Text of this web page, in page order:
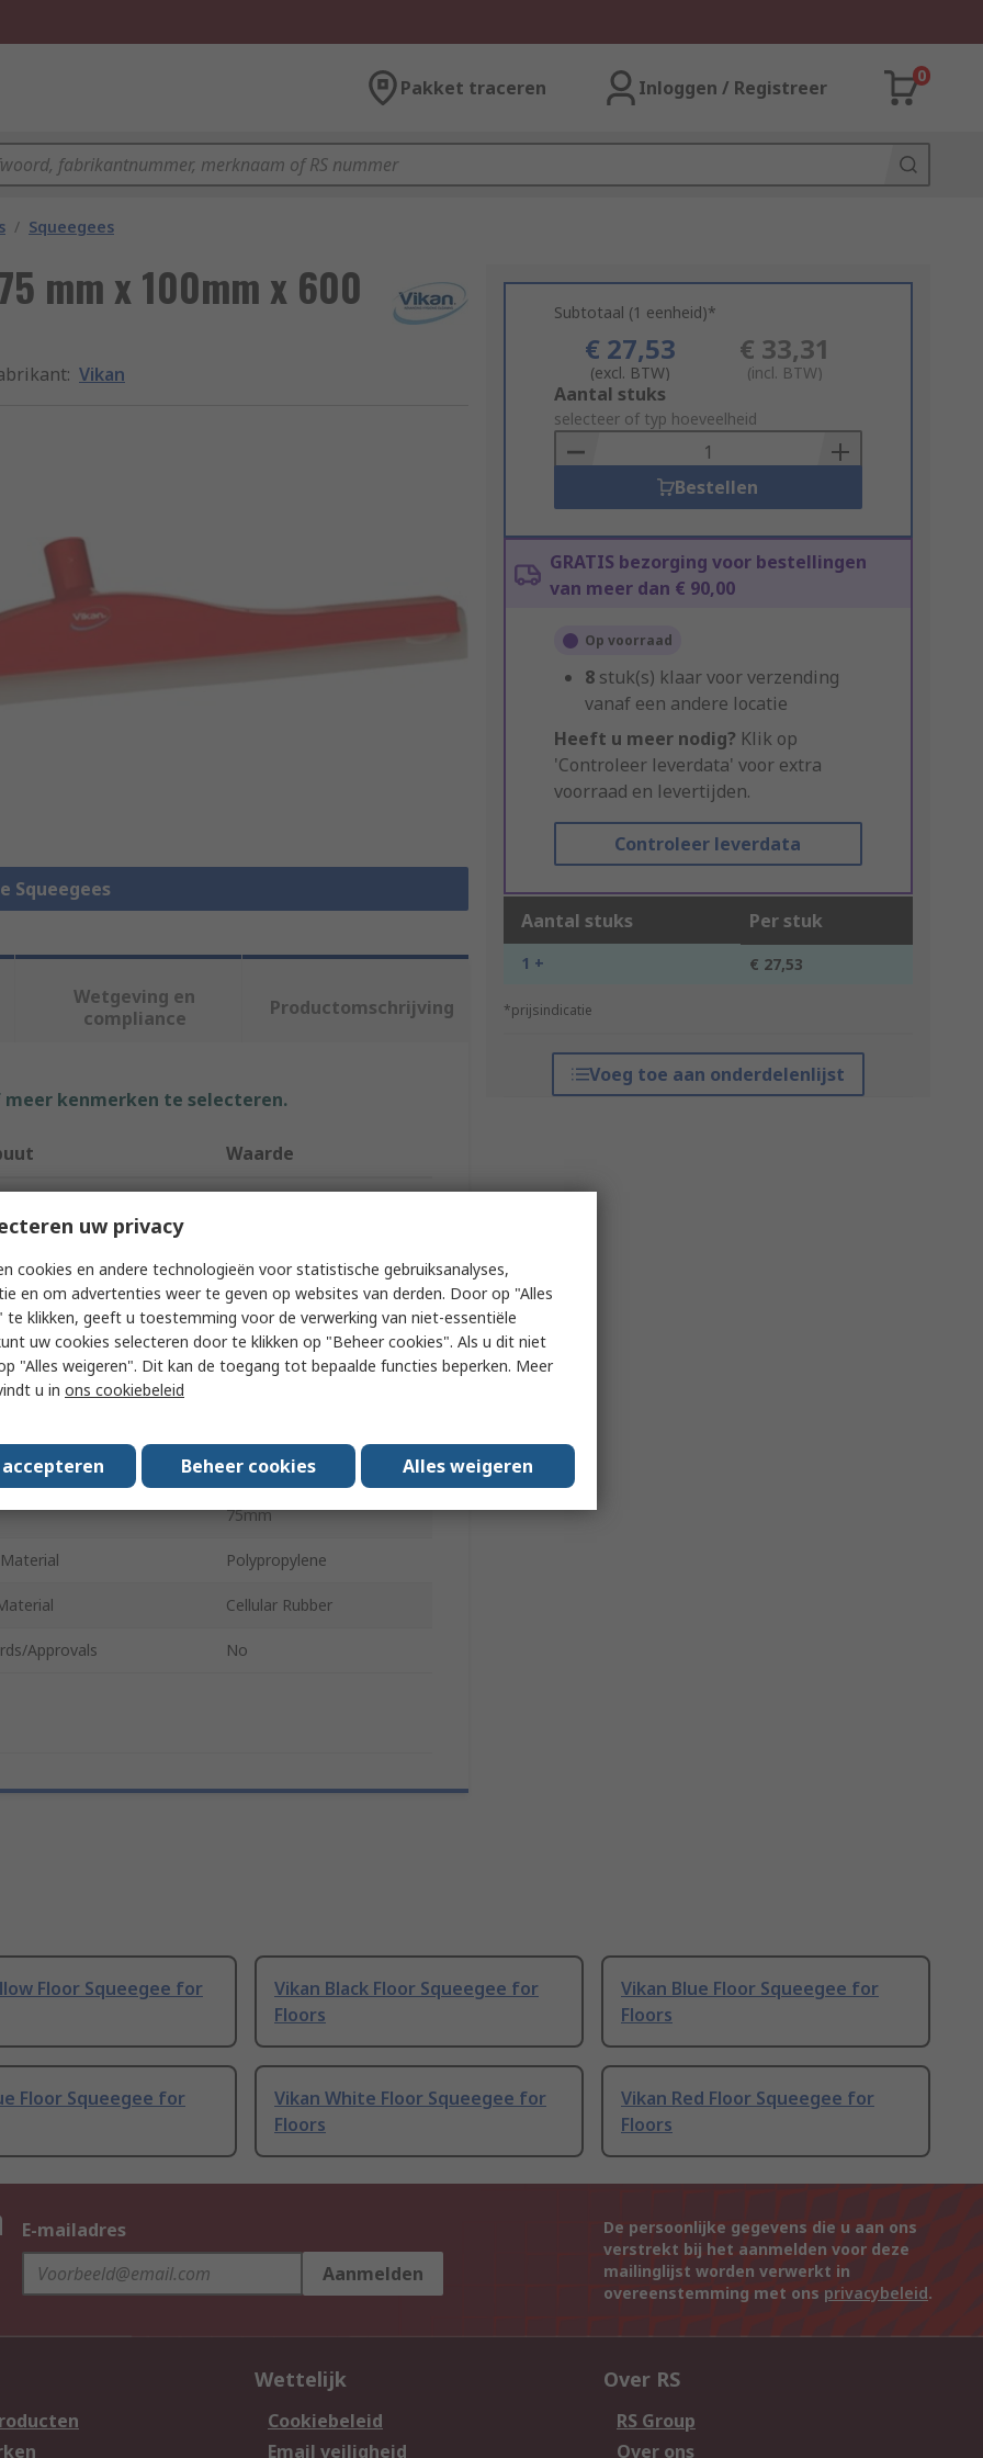
Pakket traceren Inloggen / Registreer
0
/ Squeegees
mm x 100mm x 600
: Vikan
Squeegees
Subtotaal (1 eenheid)*
€ 27,53
(excl. BTW)
€ 33,31
(incl. BTW)
Add
to
Basket
Aantal stuks
selecteer of typ hoeveelheid
Bestellen
GRATIS bezorging voor bestellingen
van meer dan € 90,00
Op voorraad
8 stuk(s) klaar voor verzending
vanaf een andere locatie
Heeft u meer nodig? Klik op
'Controleer leverdata' voor extra
voorraad en levertijden.
Controleer leverdata
Aantal stuks Per stuk
1 + € 27,53
*prijsindicatie
Voeg toe aan onderdelenlijst
Wetgeving en
compliance
Productomschrijving
kenmerken te selecteren.
Waarde
Type Floor Squeegee
Red
100mm
Included No
75mm
Polypropylene
Cellular Rubber
Approvals No
Floor Squeegee for
Vikan Black Floor Squeegee for
Floors
Vikan Blue Floor Squeegee for
Floors
Floor Squeegee for
Vikan White Floor Squeegee for
Floors
Vikan Red Floor Squeegee for
Floors
E-mailadres
Aanmelden
De persoonlijke gegevens die u aan ons
verstrekt bij het aanmelden voor deze
mailinglijst worden verwerkt in
overeenstemming met ons privacybeleid.
Wettelijk
Cookiebeleid
Email veiligheid
Over RS
RS Group
Over ons
uw privacy
cookies en andere technologieën voor statistische gebruiksanalyses,
en om advertenties weer te geven op websites van derden. Door op "Alles
te klikken, geeft u toestemming voor de verwerking van niet-essentiële
uw cookies selecteren door te klikken op "Beheer cookies". Als u dit niet
"Alles weigeren". Dit kan de toegang tot bepaalde functies beperken. Meer
u in ons cookiebeleid
Beheer cookies Alles weigeren